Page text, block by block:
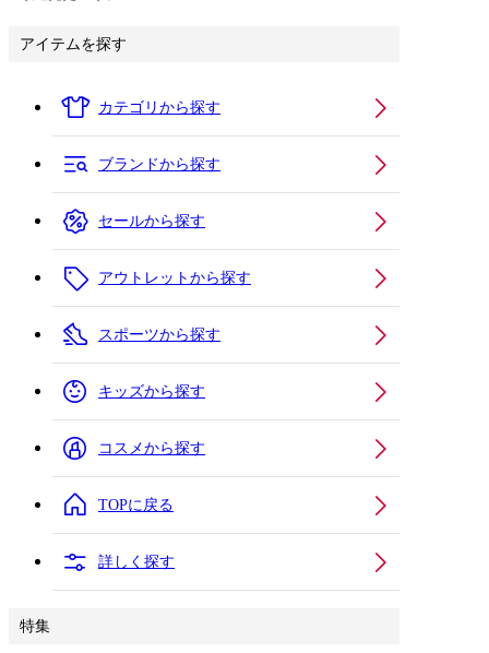
アイテムを探す
カテゴリから探す
ブランドから探す
セールから探す
アウトレットから探す
スポーツから探す
キッズから探す
コスメから探す
TOPに戻る
詳しく探す
特集